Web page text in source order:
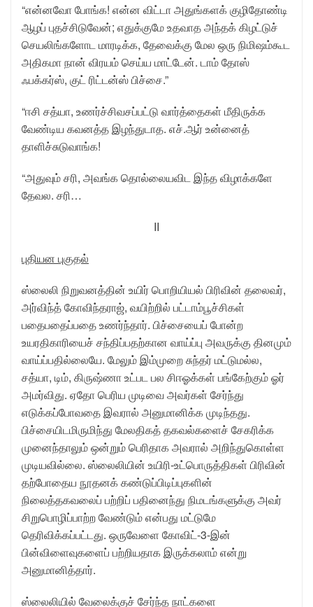
“என்னவோ போங்க! என்ன விட்டா அதுங்களக் குழிதோண்டி
ஆழப் புதச்சிடுவேன்; எதுக்குமே உதவாத அந்தக் கிழட்டுச்
செயலிங்களோட மாரடிக்க, தேவைக்கு மேல ஒரு நிமிஷம்கூட
அதிகமா நான் விரயம் செய்ய மாட்டேன். டாம் தோஸ்
ஃபக்கர்ஸ், குட் ரிட்டன்ஸ் பிச்சை.”
“ஈசி சத்யா, உணர்ச்சிவசப்பட்டு வார்த்தைகள் மீதிருக்க
வேண்டிய கவனத்த இழந்துடாத. எச்.ஆர் உன்னைத்
தாளிச்சுடுவாங்க!
“அதுவும் சரி, அவங்க தொல்லையவிட இந்த விழாக்களே
தேவல. சரி…
II
புதியன புகுதல்
ஸ்லைலி நிறுவனத்தின் உயிர் பொறியியல் பிரிவின் தலைவர்,
அர்விந்த் கோவிந்தராஜ், வயிற்றில் பட்டாம்பூச்சிகள்
பதைபதைப்பதை உணர்ந்தார். பிச்சையைப் போன்ற
உயரதிகாரியைச் சந்திப்பதற்கான வாய்ப்பு அவருக்கு தினமும்
வாய்ப்பதில்லையே. மேலும் இம்முறை சுந்தர் மட்டுமல்ல,
சத்யா, டிம், கிருஷ்ணா உட்பட பல சிஈஓக்கள் பங்கேற்கும் ஓர்
அமர்விது. ஏதோ பெரிய முடிவை அவர்கள் சேர்ந்து
எடுக்கப்போவதை இவரால் அனுமானிக்க முடிந்தது.
பிச்சையிடமிருமிந்து மேலதிகத் தகவல்களைச் சேகரிக்க
முனைந்தாலும் ஒன்றும் பெரிதாக அவரால் அறிந்துகொள்ள
முடியவில்லை. ஸ்லைலியின் உயிரி-உட்பொருத்திகள் பிரிவின்
தற்போதைய நூதனக் கண்டுப்பிடிப்புகளின்
நிலைத்தகவலைப் பற்றிப் பதினைந்து நிமடங்களுக்கு அவர்
சிறுபொழிப்பாற்ற வேண்டும் என்பது மட்டுமே
தெரிவிக்கப்பட்டது. ஒருவேளை கோவிட்-3-இன்
பின்விளைவுகளைப் பற்றியதாக இருக்கலாம் என்று
அனுமானித்தார்.
ஸ்லைலியில் வேலைக்குச் சேர்ந்த நாட்களை